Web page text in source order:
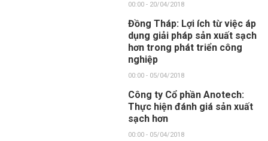
00:00 - 20/04/2018
Đồng Tháp: Lợi ích từ việc áp
dụng giải pháp sản xuất sạch
hơn trong phát triển công
nghiệp
00:00 - 05/04/2018
Công ty Cổ phần Anotech:
Thực hiện đánh giá sản xuất
sạch hơn
00:00 - 05/04/2018